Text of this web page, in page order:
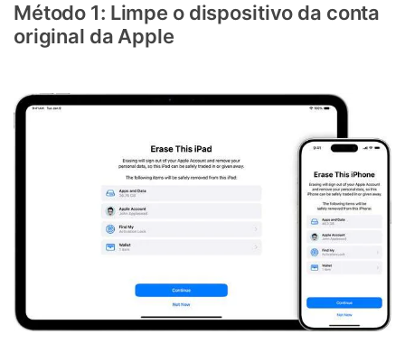
Método 1: Limpe o dispositivo da conta
original da Apple